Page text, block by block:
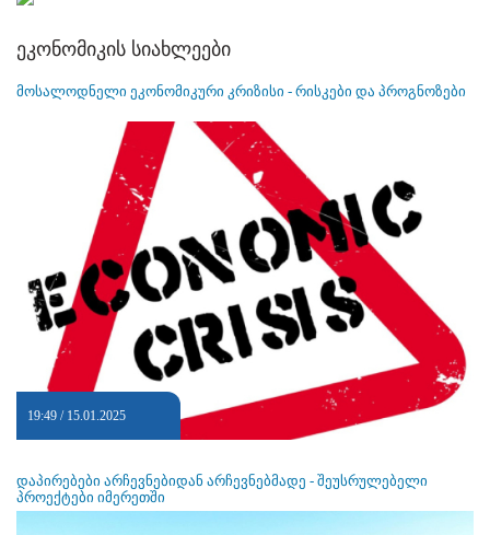
ეკონომიკის სიახლეები
მოსალოდნელი ეკონომიკური კრიზისი - რისკები და პროგნოზები
19:49 / 15.01.2025
დაპირებები არჩევნებიდან არჩევნებმადე - შეუსრულებელი
პროექტები იმერეთში